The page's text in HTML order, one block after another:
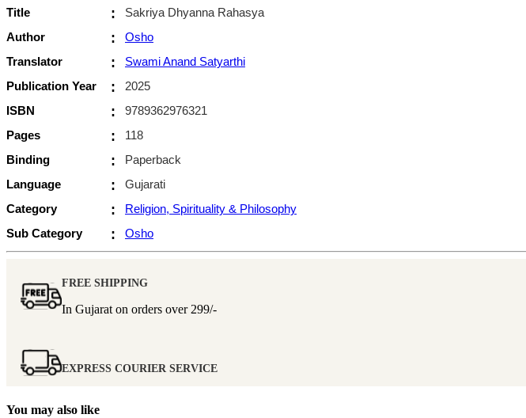
Title :
Sakriya Dhyanna Rahasya
Author
:
Osho
Translator
:
Swami Anand Satyarthi
Publication Year
:
2025
ISBN
:
9789362976321
Pages
:
118
Binding
:
Paperback
Language
:
Gujarati
Category
:
Religion, Spirituality & Philosophy
Sub Category
: Osho
FREE SHIPPING
In Gujarat on orders over 299/-
EXPRESS COURIER SERVICE
You may also like